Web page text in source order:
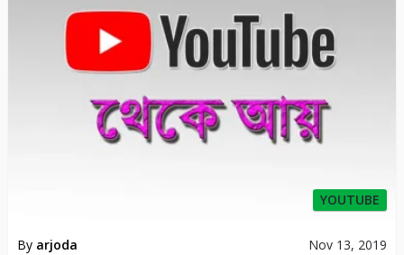
YOUTUBE
By arjoda Nov 13, 2019